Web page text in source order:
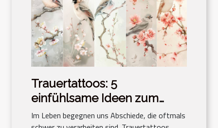
Trauertattoos: 5
einfühlsame Ideen zum
Gedenken an einen
Im Leben begegnen uns Abschiede, die oftmals